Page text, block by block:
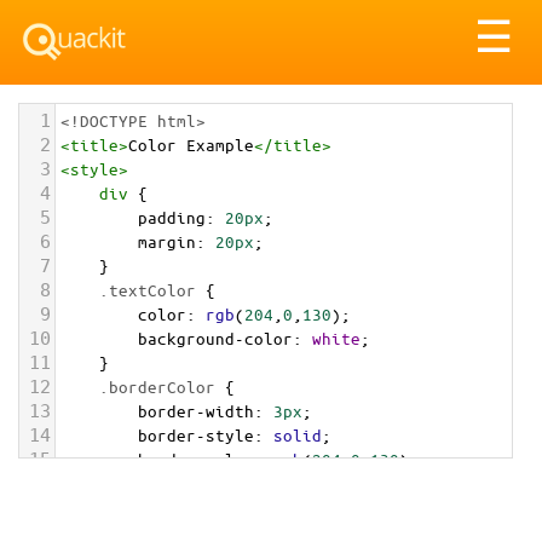
☰
1 <!DOCTYPE html>
2 <title>Color Example</title>
3 <style>
4 div {
5 padding: 20px;
6 margin: 20px;
7 }
8 .textColor {
9 color: rgb(204 0 130);
10 background-color: white;
11 }
12 .borderColor {
13 border-width: 3px;
14 border-style: solid;
15 border-color: rgb(204,0,130);